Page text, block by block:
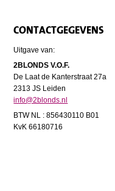
CONTACTGEGEVENS
Uitgave van:
2BLONDS V.O.F.
De Laat de Kanterstraat 27a
2313 JS Leiden
info@2blonds.nl
BTW NL : 856430110 B01
KvK 66180716